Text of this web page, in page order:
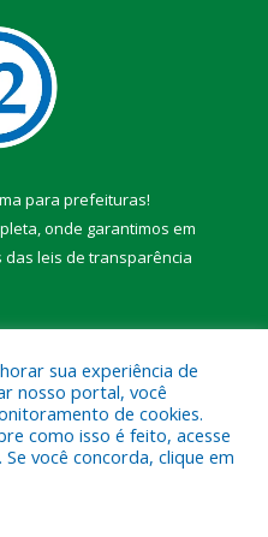
para prefeituras!
onde garantimos em
das leis de transparência
Municipal de Faro.
sua experiência de
nosso portal, você
de cookies.
como isso é feito, acesse
Se você concorda, clique em